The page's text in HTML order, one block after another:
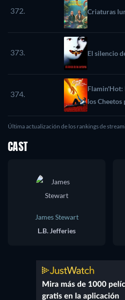
372. Criaturas
373. El silencio
374.
Flamin'Hot:
los Cheetos
Última actualización de los rankings de
CAST
James Stewart
L.B. Jefferies